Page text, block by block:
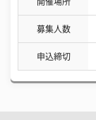
募集人数
申込締切